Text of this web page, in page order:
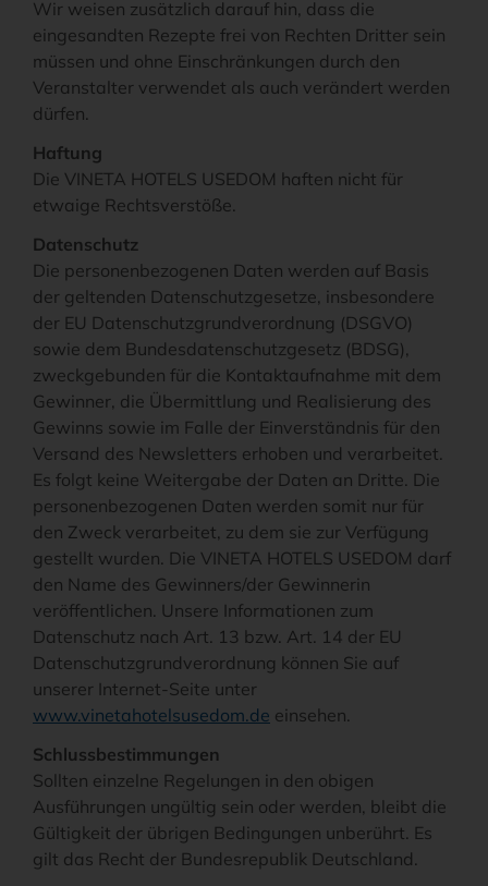
Wir weisen zusätzlich darauf hin, dass die
eingesandten Rezepte frei von Rechten Dritter sein
müssen und ohne Einschränkungen durch den
Veranstalter verwendet als auch verändert werden
dürfen.
Haftung
Die VINETA HOTELS USEDOM haften nicht für
etwaige Rechtsverstöße.
Datenschutz
Die personenbezogenen Daten werden auf Basis
der geltenden Datenschutzgesetze, insbesondere
der EU Datenschutzgrundverordnung (DSGVO)
sowie dem Bundesdatenschutzgesetz (BDSG),
zweckgebunden für die Kontaktaufnahme mit dem
Gewinner, die Übermittlung und Realisierung des
Gewinns sowie im Falle der Einverständnis für den
Versand des Newsletters erhoben und verarbeitet.
Es folgt keine Weitergabe der Daten an Dritte. Die
personenbezogenen Daten werden somit nur für
den Zweck verarbeitet, zu dem sie zur Verfügung
gestellt wurden. Die VINETA HOTELS USEDOM darf
den Name des Gewinners/der Gewinnerin
veröffentlichen. Unsere Informationen zum
Datenschutz nach Art. 13 bzw. Art. 14 der EU
Datenschutzgrundverordnung können Sie auf
unserer Internet-Seite unter
www.vinetahotelsusedom.de einsehen.
Schlussbestimmungen
Sollten einzelne Regelungen in den obigen
Ausführungen ungültig sein oder werden, bleibt die
Gültigkeit der übrigen Bedingungen unberührt. Es
gilt das Recht der Bundesrepublik Deutschland.